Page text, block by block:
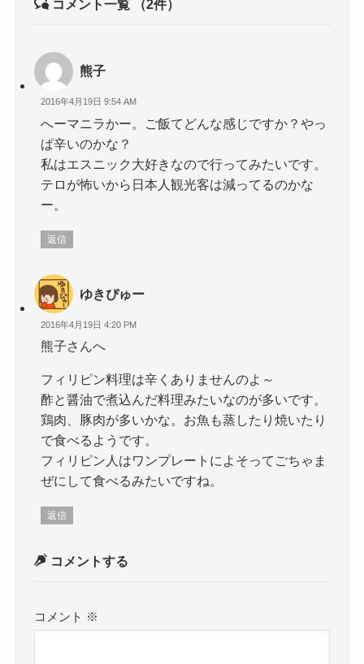
コメント一覧 （2件）
熊子
2016年4月19日 9:54 AM
へーマニラかー。ご飯てどんな感じですか？やっ
ぱ辛いのかな？
私はエスニック大好きなので行ってみたいです。
テロが怖いから日本人観光客は減ってるのかな
ー。
返信
ゆきぴゅー
2016年4月19日 4:20 PM
熊子さんへ
フィリピン料理は辛くありませんのよ～
酢と醤油で煮込んだ料理みたいなのが多いです。
鶏肉、豚肉が多いかな。お魚も蒸したり焼いたり
で食べるようです。
フィリピン人はワンプレートによそってごちゃま
ぜにして食べるみたいですね。
返信
コメントする
コメント ※